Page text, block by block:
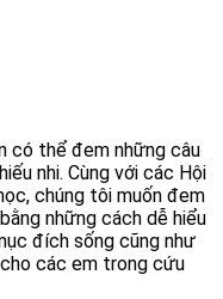
có thể đem những câu
nhi. Cùng với các Hội
chúng tôi muốn đem
những cách dễ hiểu
đích sống cũng như
các em trong cứu